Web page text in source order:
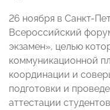
26 ноября в Санкт-
Всероссийский
экзамен», целью
коммуникационной
координации и
подготовки и
аттестации